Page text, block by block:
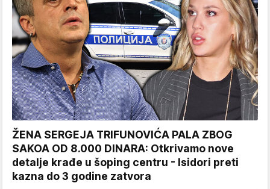
ŽENA SERGEJA TRIFUNOVIĆA PALA ZBOG
SAKOA OD 8.000 DINARA: Otkrivamo nove
detalje krađe u šoping centru - Isidori preti
kazna do 3 godine zatvora